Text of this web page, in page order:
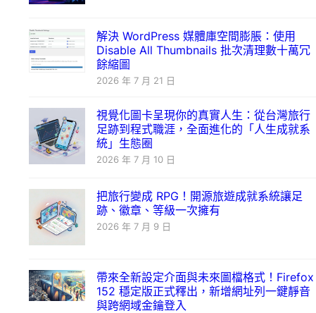
解決 WordPress 媒體庫空間膨脹：使用
Disable All Thumbnails 批次清理數十萬冗
餘縮圖
2026 年 7 月 21 日
視覺化圖卡呈現你的真實人生：從台灣旅行
足跡到程式職涯，全面進化的「人生成就系
統」生態圈
2026 年 7 月 10 日
把旅行變成 RPG！開源旅遊成就系統讓足
跡、徽章、等級一次擁有
2026 年 7 月 9 日
帶來全新設定介面與未來圖檔格式！Firefox
152 穩定版正式釋出，新增網址列一鍵靜音
與跨網域金鑰登入